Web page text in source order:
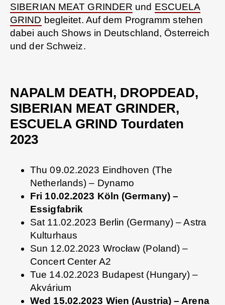
SIBERIAN MEAT GRINDER und ESCUELA
GRIND begleitet. Auf dem Programm stehen
dabei auch Shows in Deutschland, Österreich
und der Schweiz.
NAPALM DEATH, DROPDEAD,
SIBERIAN MEAT GRINDER,
ESCUELA GRIND Tourdaten
2023
Thu 09.02.2023 Eindhoven (The
Netherlands) – Dynamo
Fri 10.02.2023 Köln (Germany) –
Essigfabrik
Sat 11.02.2023 Berlin (Germany) – Astra
Kulturhaus
Sun 12.02.2023 Wrocław (Poland) –
Concert Center A2
Tue 14.02.2023 Budapest (Hungary) –
Akvárium
Wed 15.02.2023 Wien (Austria) – Arena